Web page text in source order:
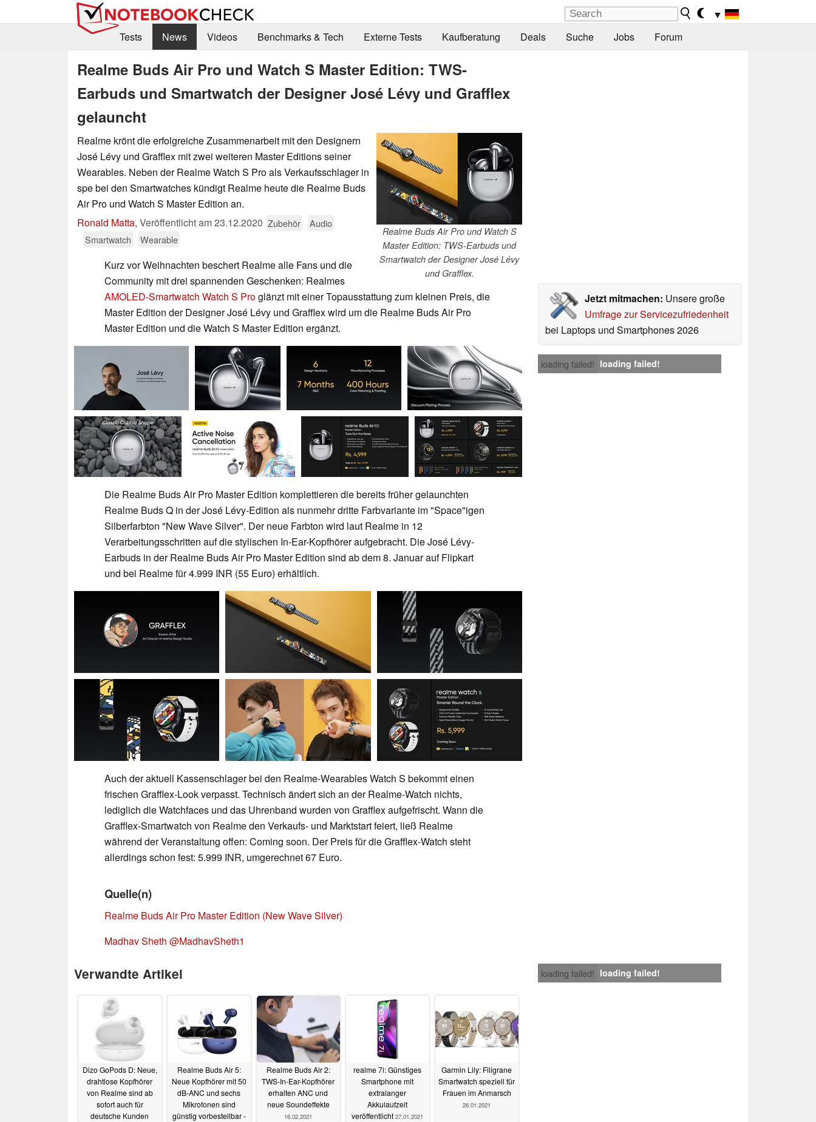
▼
Tests
News Videos Benchmarks & Tech Externe Tests Kaufberatung Deals Suche Jobs Forum
Realme Buds Air Pro und Watch S Master Edition: TWS-
Earbuds und Smartwatch der Designer José Lévy und Grafflex
gelauncht
Realme Buds Air Pro und Watch S
Master Edition: TWS-Earbuds und
Smartwatch der Designer José Lévy
und Grafflex.
Realme krönt die erfolgreiche Zusammenarbeit mit den Designern
José Lévy und Grafflex mit zwei weiteren Master Editions seiner
Wearables. Neben der Realme Watch S Pro als Verkaufsschlager in
spe bei den Smartwatches kündigt Realme heute die Realme Buds
Air Pro und Watch S Master Edition an.
Ronald Matta, Veröffentlicht am23.12.2020 Zubehör
Audio
Smartwatch
Wearable
Jetzt mitmachen: Unsere große
Umfrage zur Servicezufriedenheit
bei Laptops und Smartphones 2026
Kurz vor Weihnachten beschert Realme alle Fans und die
Community mit drei spannenden Geschenken: Realmes
AMOLED-Smartwatch Watch S Proglänzt mit einer Topausstattung zum kleinen Preis, die
Master Edition der Designer José Lévy und Grafflex wird um die Realme Buds Air Pro
Master Edition und die Watch S Master Edition ergänzt.
loading failed! loading failed!
Die Realme Buds Air Pro Master Edition komplettieren die bereits früher gelaunchten
Realme Buds Q in der José Lévy-Edition als nunmehr dritte Farbvariante im "Space"igen
Silberfarbton "New Wave Silver". Der neue Farbton wird laut Realme in 12
Verarbeitungsschritten auf die stylischen In-Ear-Kopfhörer aufgebracht. Die José Lévy-
Earbuds in der Realme Buds Air Pro Master Edition sind ab dem 8. Januar auf Flipkart
und bei Realme für 4.999 INR (55 Euro) erhältlich.
Auch der aktuell Kassenschlager bei den Realme-Wearables Watch S bekommt einen
frischen Grafflex-Look verpasst. Technisch ändert sich an der Realme-Watch nichts,
lediglich die Watchfaces und das Uhrenband wurden von Grafflex aufgefrischt. Wann die
Grafflex-Smartwatch von Realme den Verkaufs- und Marktstart feiert, ließ Realme
während der Veranstaltung offen: Coming soon. Der Preis für die Grafflex-Watch steht
allerdings schon fest: 5.999 INR, umgerechnet 67 Euro.
Quelle(n)
Realme Buds Air Pro Master Edition (New Wave Silver)
Madhav Sheth @MadhavSheth1
loading failed! loading failed!
Verwandte Artikel
Dizo GoPods D: Neue,
drahtlose Kopfhörer
von Realme sind ab
sofort auch für
deutsche Kunden
Realme Buds Air 5:
Neue Kopfhörer mit 50
dB-ANC und sechs
Mikrofonen sind
günstig vorbestellbar -
Realme Buds Air 2:
TWS-In-Ear-Kopfhörer
erhalten ANC und
neue Soundeffekte
16.02.2021
realme 7i: Günstiges
Smartphone mit
extralanger
Akkulaufzeit
veröffentlicht 27.01.2021
Garmin Lily: Filigrane
Smartwatch speziell für
Frauen im Anmarsch
26.01.2021